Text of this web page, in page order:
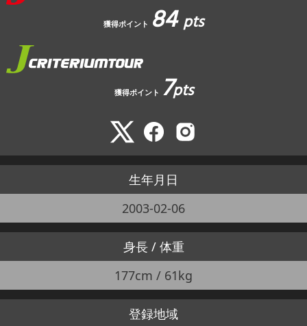
獲得ポイント 84pts
獲得ポイント 7pts
生年月日
2003-02-06
身長 / 体重
177cm / 61kg
登録地域